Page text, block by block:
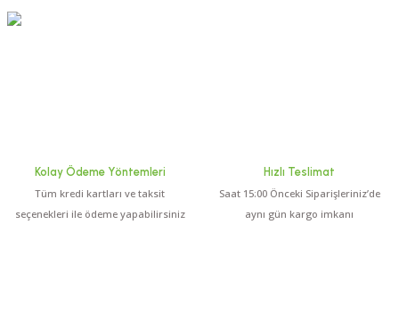
Kolay Ödeme Yöntemleri
Tüm kredi kartları ve taksit
seçenekleri ile ödeme yapabilirsiniz
Hızlı Teslimat
Saat 15:00 Önceki Siparişleriniz’de
aynı gün kargo imkanı